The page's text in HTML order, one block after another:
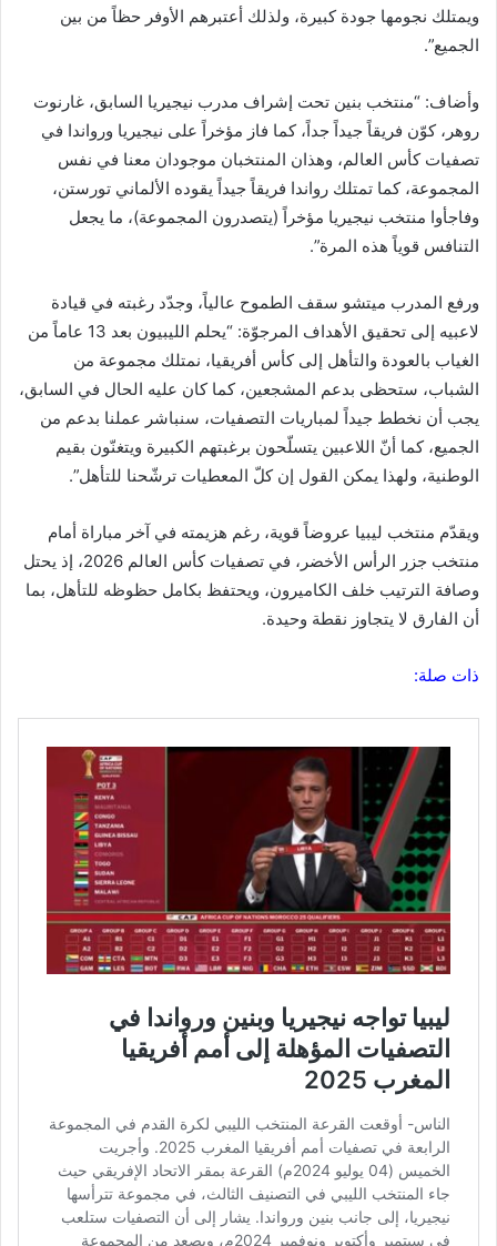
ويمتلك نجومها جودة كبيرة، ولذلك أعتبرهم الأوفر حظاً من بين
الجميع”.
وأضاف: “منتخب بنين تحت إشراف مدرب نيجيريا السابق، غارنوت
روهر، كوّن فريقاً جيداً جداً، كما فاز مؤخراً على نيجيريا ورواندا في
تصفيات كأس العالم، وهذان المنتخبان موجودان معنا في نفس
المجموعة، كما تمتلك رواندا فريقاً جيداً يقوده الألماني تورستن،
وفاجأوا منتخب نيجيريا مؤخراً (يتصدرون المجموعة)، ما يجعل
التنافس قوياً هذه المرة”.
ورفع المدرب ميتشو سقف الطموح عالياً، وجدّد رغبته في قيادة
لاعبيه إلى تحقيق الأهداف المرجوّة: “يحلم الليبيون بعد 13 عاماً من
الغياب بالعودة والتأهل إلى كأس أفريقيا، نمتلك مجموعة من
الشباب، ستحظى بدعم المشجعين، كما كان عليه الحال في السابق،
يجب أن نخطط جيداً لمباريات التصفيات، سنباشر عملنا بدعم من
الجميع، كما أنّ اللاعبين يتسلّحون برغبتهم الكبيرة ويتغنّون بقيم
الوطنية، ولهذا يمكن القول إن كلّ المعطيات ترشّحنا للتأهل”.
ويقدّم منتخب ليبيا عروضاً قوية، رغم هزيمته في آخر مباراة أمام
منتخب جزر الرأس الأخضر، في تصفيات كأس العالم 2026، إذ يحتل
وصافة الترتيب خلف الكاميرون، ويحتفظ بكامل حظوظه للتأهل، بما
أن الفارق لا يتجاوز نقطة وحيدة.
ذات صلة: